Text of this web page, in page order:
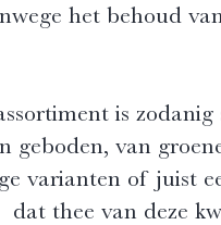
het behoud
is zodanig
geboden, van
varianten of juist
dat thee van deze